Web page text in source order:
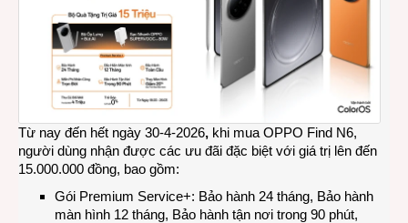
Từ nay đến hết ngày 30-4-2026, khi mua OPPO Find N6,
người dùng nhận được các ưu đãi đặc biệt với giá trị lên đến
15.000.000 đồng, bao gồm:
Gói Premium Service+: Bảo hành 24 tháng, Bảo hành
màn hình 12 tháng, Bảo hành tận nơi trong 90 phút,